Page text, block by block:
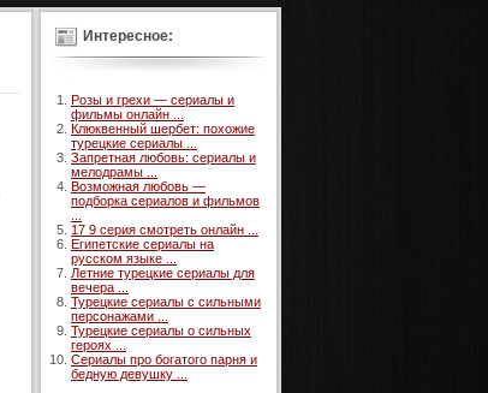
Интересное:
Розы и грехи — сериалы и
фильмы онлайн ...
Клюквенный шербет: похожие
турецкие сериалы ...
Запретная любовь: сериалы и
мелодрамы ...
Возможная любовь —
подборка сериалов и фильмов
17 9 серия смотреть онлайн ...
Египетские сериалы на
русском языке ...
Летние турецкие сериалы для
вечера ...
Турецкие сериалы с сильными
персонажами ...
Турецкие сериалы о сильных
героях ...
Сериалы про богатого парня и
бедную девушку ...